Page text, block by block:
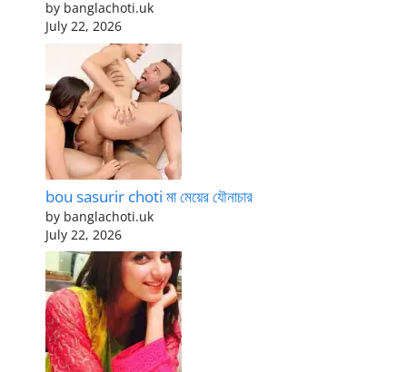
by banglachoti.uk
July 22, 2026
bou sasurir choti মা মেয়ের যৌনাচার
by banglachoti.uk
July 22, 2026